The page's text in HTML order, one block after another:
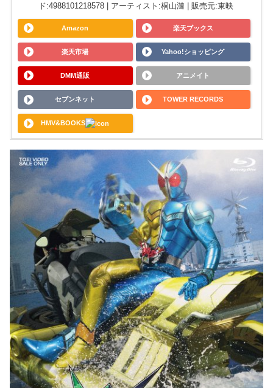
ド:4988101218578 | アーティスト:桐山漣 | 販売元:東映
Amazon 楽天ブックス
楽天市場 Yahoo!ショッピング
DMM通販 アニメイト
セブンネット TOWER RECORDS
HMV&BOOKS